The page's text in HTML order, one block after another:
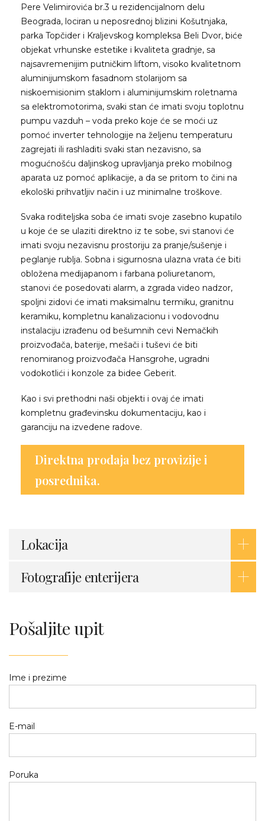
Pere Velimirovića br.3 u rezidencijalnom delu
Beograda, lociran u neposrednoj blizini Košutnjaka,
parka Topčider i Kraljevskog kompleksa Beli Dvor, biće
objekat vrhunske estetike i kvaliteta gradnje, sa
najsavremenijim putničkim liftom, visoko kvalitetnom
aluminijumskom fasadnom stolarijom sa
niskoemisionim staklom i aluminijumskim roletnama
sa elektromotorima, svaki stan će imati svoju toplotnu
pumpu vazduh – voda preko koje će se moći uz
pomoć inverter tehnologije na željenu temperaturu
zagrejati ili rashladiti svaki stan nezavisno, sa
mogućnošću daljinskog upravljanja preko mobilnog
aparata uz pomoć aplikacije, a da se pritom to čini na
ekološki prihvatljiv način i uz minimalne troškove.
Svaka roditeljska soba će imati svoje zasebno kupatilo
u koje će se ulaziti direktno iz te sobe, svi stanovi će
imati svoju nezavisnu prostoriju za pranje/sušenje i
peglanje rublja. Sobna i sigurnosna ulazna vrata će biti
obložena medijapanom i farbana poliuretanom,
stanovi će posedovati alarm, a zgrada video nadzor,
spoljni zidovi će imati maksimalnu termiku, granitnu
keramiku, kompletnu kanalizacionu i vodovodnu
instalaciju izrađenu od bešumnih cevi Nemačkih
proizvođača, baterije, mešači i tuševi će biti
renomiranog proizvođača Hansgrohe, ugradni
vodokotlići i konzole za bidee Geberit.
Kao i svi prethodni naši objekti i ovaj će imati
kompletnu građevinsku dokumentaciju, kao i
garanciju na izvedene radove.
Direktna prodaja bez provizije i
posrednika.
Lokacija
Fotografije enterijera
Pošaljite upit
Ime i prezime
E-mail
Poruka